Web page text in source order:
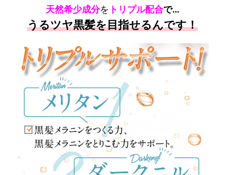
天然希少成分を トリプル配合で…
うるツヤ黒髪を目指せるんです！